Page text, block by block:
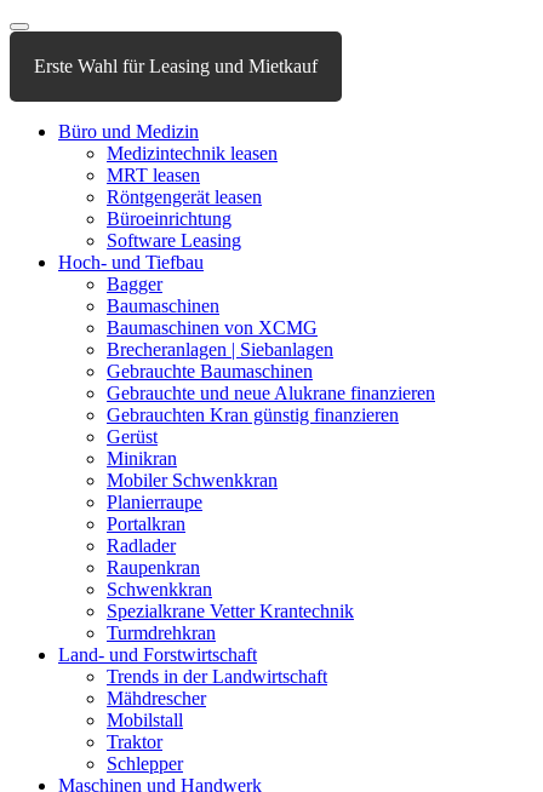
Erste Wahl für Leasing und Mietkauf
Büro und Medizin
Medizintechnik leasen
MRT leasen
Röntgengerät leasen
Büroeinrichtung
Software Leasing
Hoch- und Tiefbau
Bagger
Baumaschinen
Baumaschinen von XCMG
Brecheranlagen | Siebanlagen
Gebrauchte Baumaschinen
Gebrauchte und neue Alukrane finanzieren
Gebrauchten Kran günstig finanzieren
Gerüst
Minikran
Mobiler Schwenkkran
Planierraupe
Portalkran
Radlader
Raupenkran
Schwenkkran
Spezialkrane Vetter Krantechnik
Turmdrehkran
Land- und Forstwirtschaft
Trends in der Landwirtschaft
Mähdrescher
Mobilstall
Traktor
Schlepper
Maschinen und Handwerk